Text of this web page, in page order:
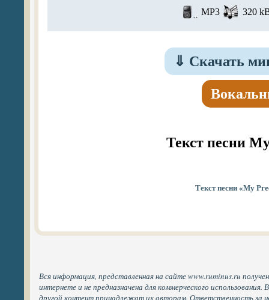
MP3 320
⇓ Скачать
Текст песни
Текст песни «My
Вся информация, представленная на сайте www.ruminus.ru
интернете и не предназначена для коммерческого
другой контент принадлежат их авторам. Ответственность за